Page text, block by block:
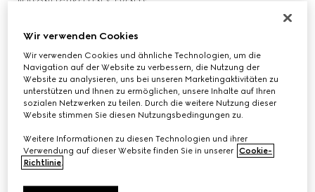
Jetzt ansehen: The Tiger, ein Kurzfilm von
Spike Jonze und Halina Reijn.
Wir verwenden Cookies
Wir verwenden Cookies und ähnliche Technologien, um die
Navigation auf der Website zu verbessern, die Nutzung der
Website zu analysieren, uns bei unseren Marketingaktivitäten zu
unterstützen und Ihnen zu ermöglichen, unsere Inhalte auf Ihren
sozialen Netzwerken zu teilen. Durch die weitere Nutzung dieser
Website stimmen Sie diesen Nutzungsbedingungen zu.
Weitere Informationen zu diesen Technologien und ihrer
Verwendung auf dieser Website finden Sie in unserer Cookie-
Richtlinie.